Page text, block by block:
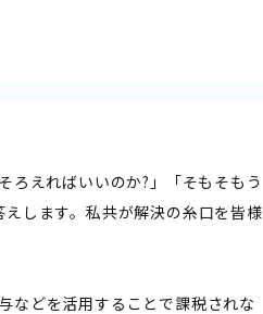
ろえればいいのか?」「そもそもう
します。私共が解決の糸口を皆様
などを活用することで課税されな